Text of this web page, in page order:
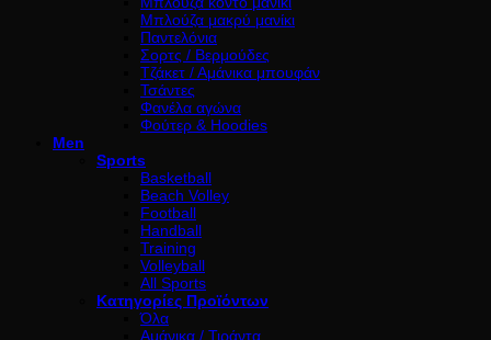
Μπλούζα μακρύ μανίκι
Παντελόνια
Σορτς / Βερμούδες
Τζάκετ / Αμάνικα μπουφάν
Τσάντες
Φανέλα αγώνα
Φούτερ & Hoodies
Men
Sports
Basketball
Beach Volley
Football
Handball
Training
Volleyball
All Sports
Κατηγορίες Προϊόντων
Όλα
Αμάνικα / Τιράντα